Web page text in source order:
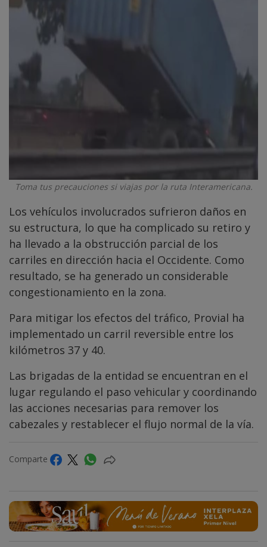
Toma tus precauciones si viajas por la ruta Interamericana.
Los vehículos involucrados sufrieron daños en
su estructura, lo que ha complicado su retiro y
ha llevado a la obstrucción parcial de los
carriles en dirección hacia el Occidente. Como
resultado, se ha generado un considerable
congestionamiento en la zona.
Para mitigar los efectos del tráfico, Provial ha
implementado un carril reversible entre los
kilómetros 37 y 40.
Las brigadas de la entidad se encuentran en el
lugar regulando el paso vehicular y coordinando
las acciones necesarias para remover los
cabezales y restablecer el flujo normal de la vía.
Comparte